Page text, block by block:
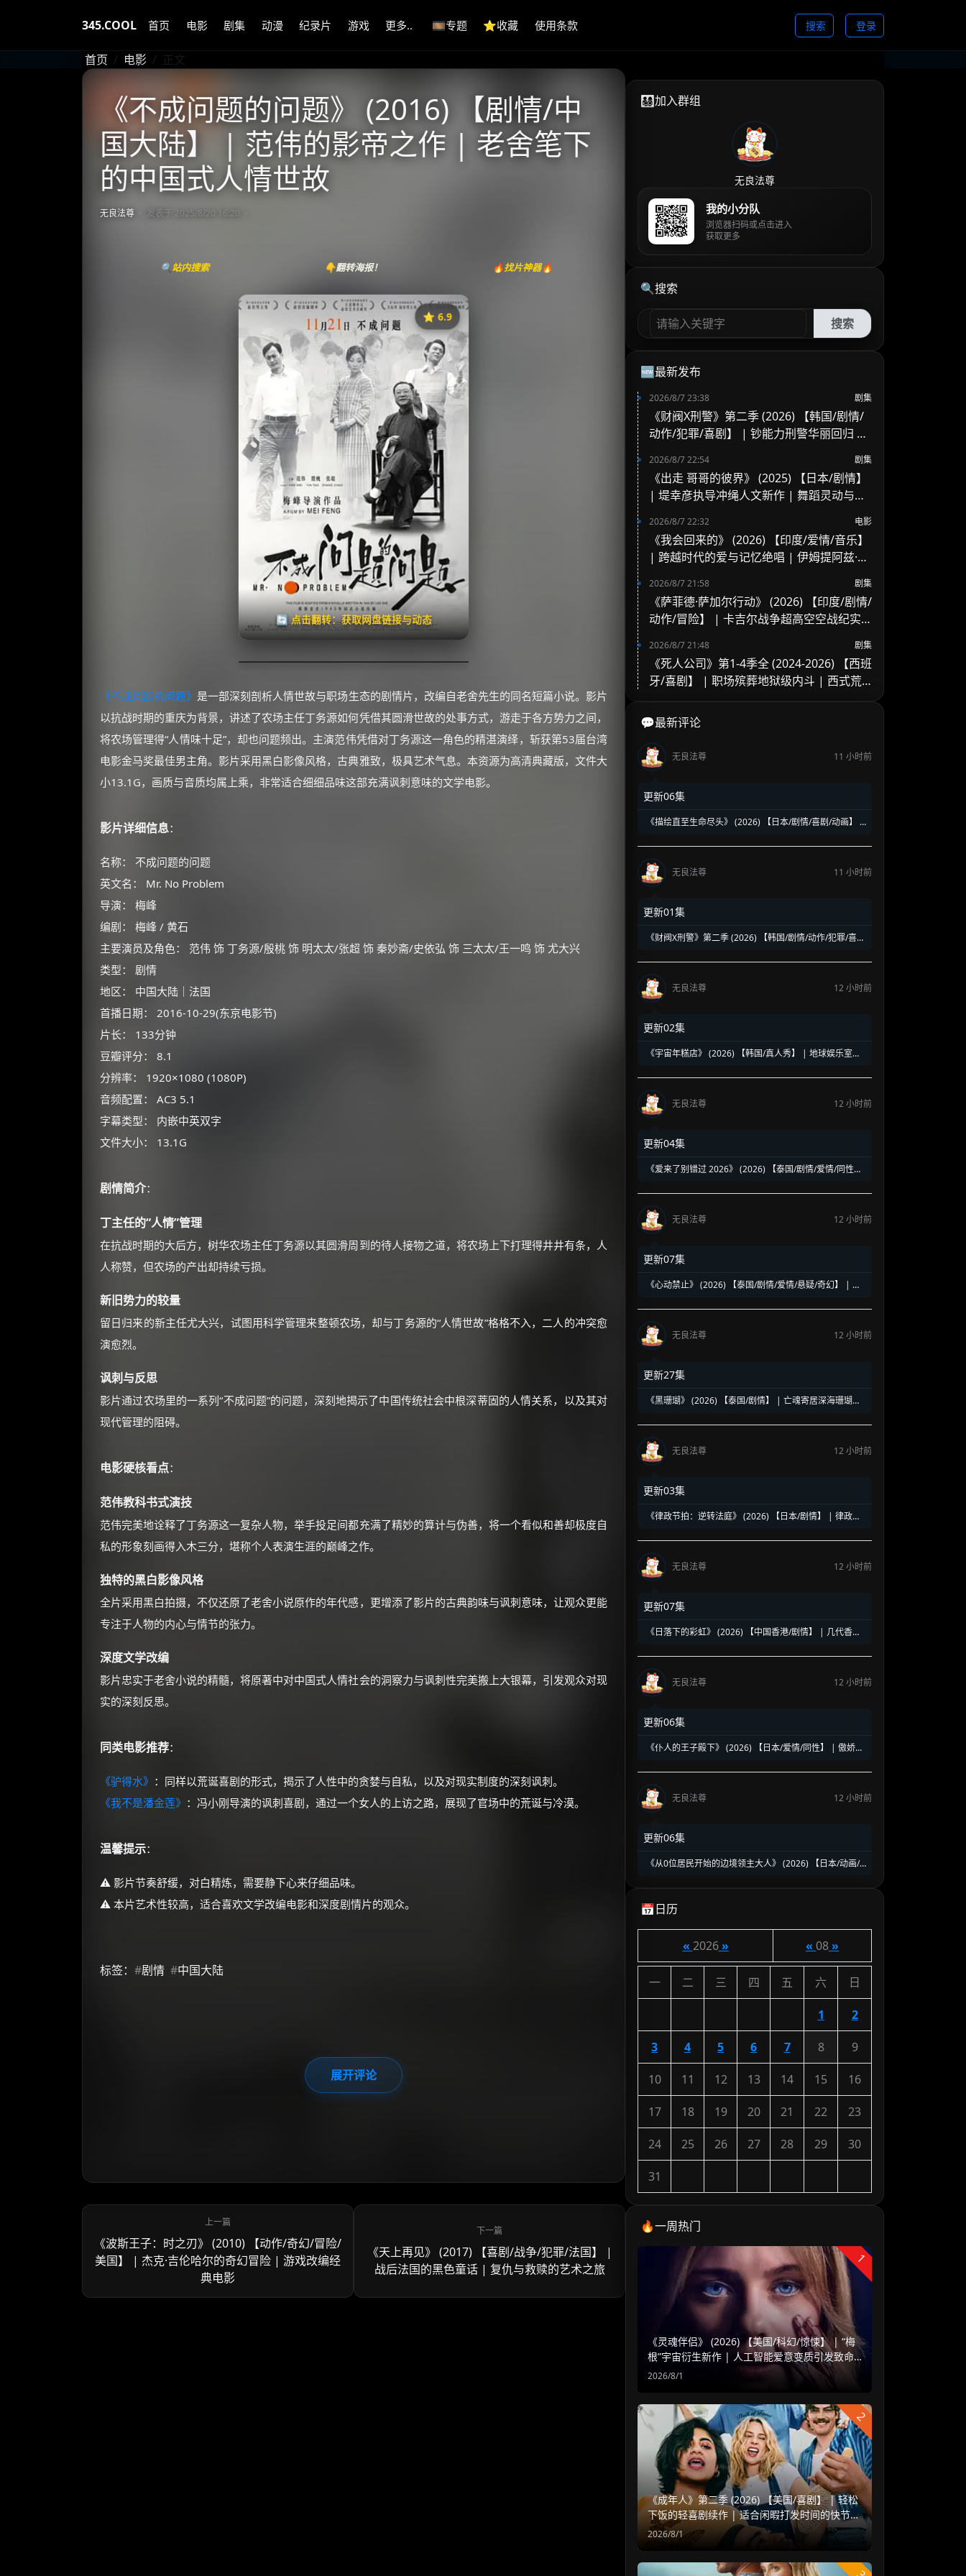
345.COOL 首页 电影 剧集 动漫 纪录片 游戏 更多.. 🎞️专题 ⭐️收藏 使用条款 搜索 登录
首页 电影 正文
《不成问题的问题》 (2016) 【剧情/中
国大陆】 | 范伟的影帝之作 | 老舍笔下
的中国式人情世故
无良法尊 发表于 2025/8/20 16:20
🔍站内搜索 👇翻转海报！ 🔥找片神器🔥
⭐️ 6.9
🔄 点击翻转：获取网盘链接与动态
《不成问题的问题》
⭐
⭐️ 评分：6.9 | 🎬 2017年
夸克网盘
失效请反馈
🧧️
天天领红包
《不成问题的问题》 是一部深刻剖析人情世故与职场生态的剧情片，改编自老舍先生的同名短篇小说。影片
以抗战时期的重庆为背景，讲述了农场主任丁务源如何凭借其圆滑世故的处事方式，游走于各方势力之间，
将农场管理得“人情味十足”，却也问题频出。主演范伟凭借对丁务源这一角色的精湛演绎，斩获第53届台湾
电影金马奖最佳男主角。影片采用黑白影像风格，古典雅致，极具艺术气息。本资源为高清典藏版，文件大
小13.1G，画质与音质均属上乘，非常适合细细品味这部充满讽刺意味的文学电影。
影片详细信息：
名称： 不成问题的问题
英文名： Mr. No Problem
导演： 梅峰
编剧： 梅峰 / 黄石
主要演员及角色： 范伟 饰 丁务源/殷桃 饰 明太太/张超 饰 秦妙斋/史依弘 饰 三太太/王一鸣 饰 尤大兴
类型： 剧情
地区： 中国大陆｜法国
首播日期： 2016-10-29(东京电影节)
片长： 133分钟
豆瓣评分： 8.1
分辨率： 1920×1080 (1080P)
音频配置： AC3 5.1
字幕类型： 内嵌中英双字
文件大小： 13.1G
剧情简介：
丁主任的“人情”管理
在抗战时期的大后方，树华农场主任丁务源以其圆滑周到的待人接物之道，将农场上下打理得井井有条，人
人称赞，但农场的产出却持续亏损。
新旧势力的较量
留日归来的新主任尤大兴，试图用科学管理来整顿农场，却与丁务源的“人情世故”格格不入，二人的冲突愈
演愈烈。
讽刺与反思
影片通过农场里的一系列“不成问题”的问题，深刻地揭示了中国传统社会中根深蒂固的人情关系，以及其对
现代管理的阻碍。
电影硬核看点：
范伟教科书式演技
范伟完美地诠释了丁务源这一复杂人物，举手投足间都充满了精妙的算计与伪善，将一个看似和善却极度自
私的形象刻画得入木三分，堪称个人表演生涯的巅峰之作。
独特的黑白影像风格
全片采用黑白拍摄，不仅还原了老舍小说原作的年代感，更增添了影片的古典韵味与讽刺意味，让观众更能
专注于人物的内心与情节的张力。
深度文学改编
影片忠实于老舍小说的精髓，将原著中对中国式人情社会的洞察力与讽刺性完美搬上大银幕，引发观众对现
实的深刻反思。
同类电影推荐：
《驴得水》 ：同样以荒诞喜剧的形式，揭示了人性中的贪婪与自私，以及对现实制度的深刻讽刺。
《我不是潘金莲》 ：冯小刚导演的讽刺喜剧，通过一个女人的上访之路，展现了官场中的荒诞与冷漠。
温馨提示：
⚠️ 影片节奏舒缓，对白精炼，需要静下心来仔细品味。
⚠️ 本片艺术性较高，适合喜欢文学改编电影和深度剧情片的观众。
标签： #剧情 #中国大陆
展开评论
《波斯王子：时之刃》 (2010) 【动作/奇幻/冒险/
美国】 | 杰克·吉伦哈尔的奇幻冒险 | 游戏改编经
典电影
《天上再见》 (2017) 【喜剧/战争/犯罪/法国】 |
战后法国的黑色童话 | 复仇与救赎的艺术之旅
👨‍👩‍👧‍👦加入群组
无良法尊
我的小分队
浏览器扫码或点击进入
获取更多
🔍搜索
搜索
🆕最新发布
2026/8/7 23:38 剧集
《财阀X刑警》第二季 (2026) 【韩国/剧情/
动作/犯罪/喜剧】 | 钞能力刑警华丽回归 |
2026/8/7 22:54 剧集
《出走 哥哥的彼界》 (2025) 【日本/剧情】
| 堤幸彦执导冲绳人文新作 | 舞蹈灵动与家
2026/8/7 22:32 电影
《我会回来的》 (2026) 【印度/爱情/音乐】
| 跨越时代的爱与记忆绝唱 | 伊姆提阿兹·阿
2026/8/7 21:58 剧集
《萨菲德·萨加尔行动》 (2026) 【印度/剧情/
动作/冒险】 | 卡吉尔战争超高空空战纪实 |
2026/8/7 21:48 剧集
《死人公司》第1-4季全 (2024-2026) 【西班
牙/喜剧】 | 职场殡葬地狱级内斗 | 西式荒
💬最新评论
无良法尊 11 小时前
更新06集
《描绘直至生命尽头》 (2026) 【日本/剧情/喜剧/动画】 |
《爆漫王》
无良法尊
11 小时前
更新01集
《财阀X刑警》第二季 (2026) 【韩国/剧情/动作/犯罪/喜
碰撞
无良法尊
12 小时前
更新02集
《宇宙年糕店》 (2026) 【韩国/真人秀】 | 地球娱乐室原
无良法尊 12 小时前
更新04集
《爱来了别错过 2026》 (2026) 【泰国/剧情/爱情/同性】
动
无良法尊
12 小时前
更新07集
《心动禁止》 (2026) 【泰国/剧情/爱情/悬疑/奇幻】 | 双
无良法尊 12 小时前
更新27集
《黑珊瑚》 (2026) 【泰国/剧情】 | 亡魂寄居深海珊瑚的
无良法尊 12 小时前
更新03集
《律政节拍：逆转法庭》 (2026) 【日本/剧情】 | 律政说
政剧
无良法尊
12 小时前
更新07集
《日落下的彩虹》 (2026) 【中国香港/剧情】 | 几代香港
无良法尊 12 小时前
更新06集
《仆人的王子殿下》 (2026) 【日本/爱情/同性】 | 傲娇王
物语
无良法尊
12 小时前
更新06集
《从0位居民开始的边境领主大人》 (2026) 【日本/动画/
📅日历
« 2026» « 08»
一 二 三 四 五 六 日
1 2
3 4 5 6 7 8 9
10 11 12 13 14 15 16
17 18 19 20 21 22 23
24 25 26 27 28 29 30
31
🔥一周热门
1
《灵魂伴侣》 (2026) 【美国/科幻/惊悚】 | “梅
根”宇宙衍生新作 | 人工智能爱意变质引发致命
危机
2026/8/1
2
《成年人》第二季 (2026) 【美国/喜剧】 | 轻松
下饭的轻喜剧续作 | 适合闲暇打发时间的快节奏
爆米花
2026/8/1
🧧 福利领取站 ×
如夸克12个月送14天 最低75元！